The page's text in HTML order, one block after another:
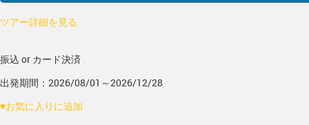
ツアー詳細を見る
振込 or カード決済
出発期間：2026/08/01～2026/12/28
♥お気に入りに追加